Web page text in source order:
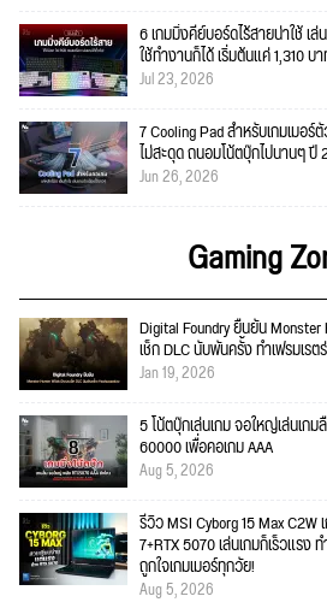
6 เกมมิ่งคีย์บอร์ดไร้สายน่าใช้ เ
ใช้ทำงานก็ได้ เริ่มต้นแค่ 1,310 บ
Jul 23, 2026
7 Cooling Pad สำหรับเกมเมอร์
ไม่สะดุด ถนอมโน้ตบุ๊กไปนานๆ ปี
Jun 26, 2026
Gaming
Digital Foundry ยืนยัน
เช็ก DLC นับพันครั้ง ทำเฟรมเร
Jan 19, 2026
5 โน้ตบุ๊กเล่นเกม จอใหญ่เล่นเก
60000 เพื่อคอเกม AAA
Aug 5, 2026
รีวิว MSI Cyborg 15 Max
7+RTX 5070 เล่นเกมก็เร็วแรง
ถูกใจเกมเมอร์ทุกวัย!
Aug 5, 2026